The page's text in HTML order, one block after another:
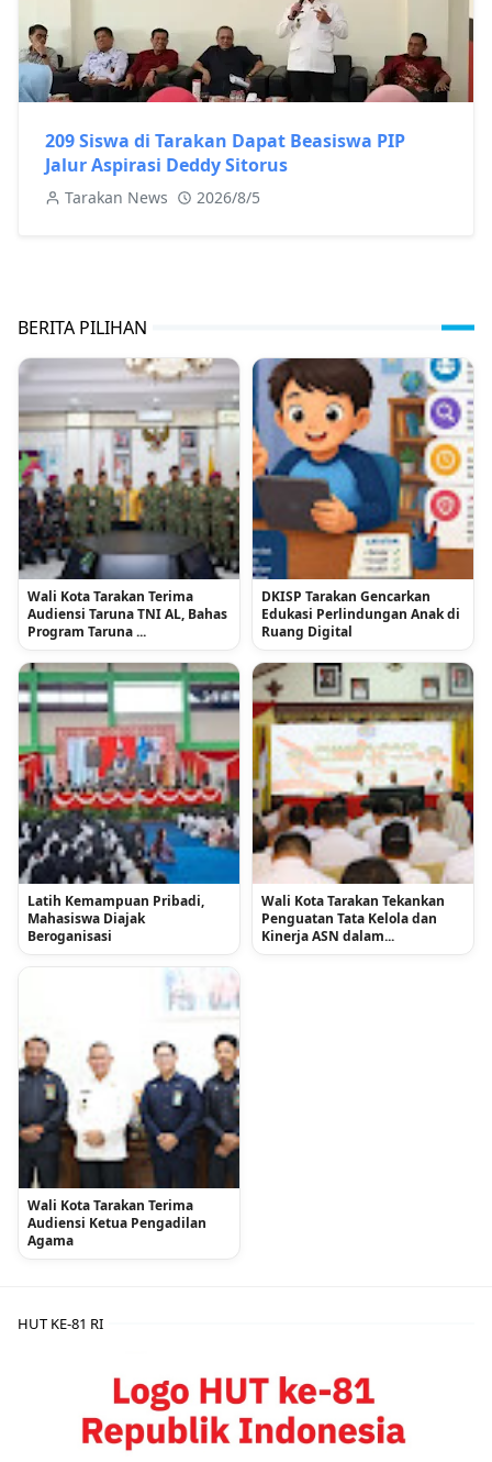
209 Siswa di Tarakan Dapat Beasiswa PIP
Jalur Aspirasi Deddy Sitorus
Tarakan News 2026/8/5
BERITA PILIHAN
Wali Kota Tarakan Terima
Audiensi Taruna TNI AL, Bahas
Program Taruna ...
DKISP Tarakan Gencarkan
Edukasi Perlindungan Anak di
Ruang Digital
Latih Kemampuan Pribadi,
Mahasiswa Diajak
Beroganisasi
Wali Kota Tarakan Tekankan
Penguatan Tata Kelola dan
Kinerja ASN dalam...
Wali Kota Tarakan Terima
Audiensi Ketua Pengadilan
Agama
HUT KE-81 RI